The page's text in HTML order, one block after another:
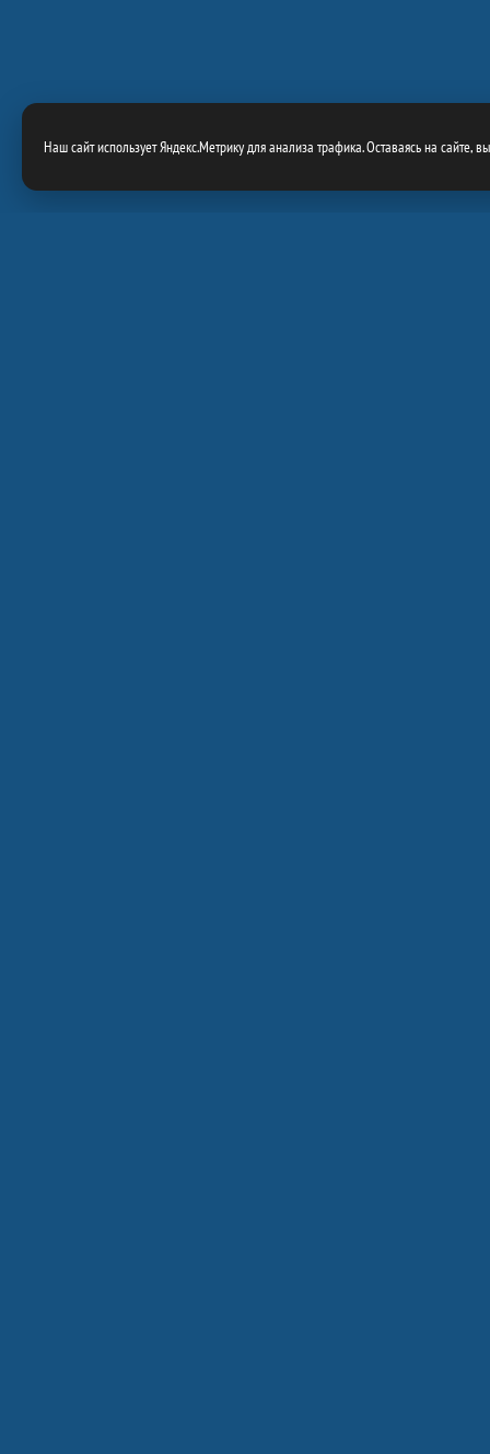
Наш сайт использует Яндекс.Метрику для анализа трафика. Оставаясь на сайте,